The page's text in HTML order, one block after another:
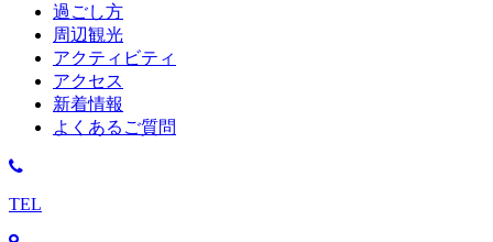
過ごし方
周辺観光
アクティビティ
アクセス
新着情報
よくあるご質問
TEL